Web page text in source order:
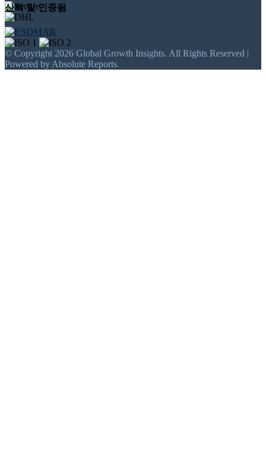
신뢰 및 인증됨
© Copyright 2026 Global Growth Insights. All Rights Reserved |
Powered by Absolute Reports.